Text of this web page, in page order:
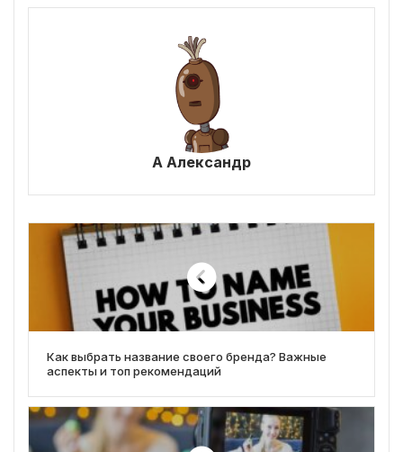
А Александр
Как выбрать название своего бренда? Важные
аспекты и топ рекомендаций